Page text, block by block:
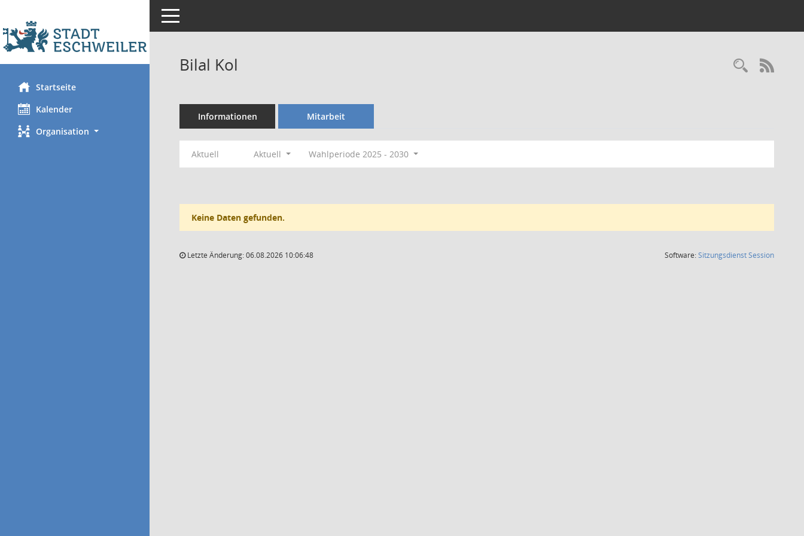
Startseite
Kalender
Organisation
Toggle navigation
Bilal Kol
Informationen Mitarbeit
Aktuell Aktuell Wahlperiode 2025 - 2030
Keine Daten gefunden.
Letzte Änderung: 06.08.2026 10:06:48 Software:SitzungsdienstSession(Wird in